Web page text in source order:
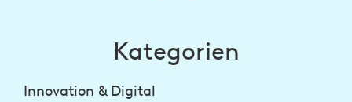
Kategorien
Innovation & Digital